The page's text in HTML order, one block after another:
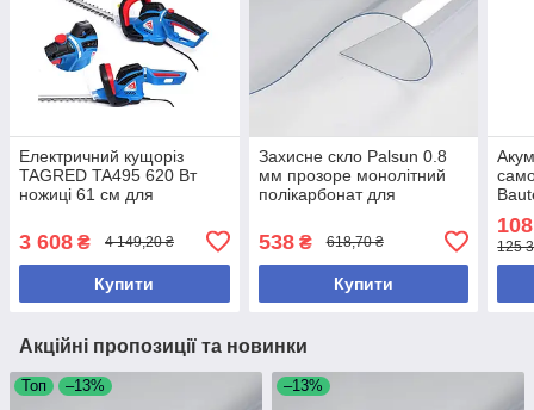
Електричний кущоріз
TAGRED TA495 620 Вт
ножиці 61 см для
до 20 мм
3 608 ₴ 4 149,20 ₴
Купити
Захисне скло Palsun 0.8
мм прозоре монолітний
полікарбонат для
538₴ 618,70 ₴
Купити
125
Акційні пропозиції та новинки
Топ –13% –13%